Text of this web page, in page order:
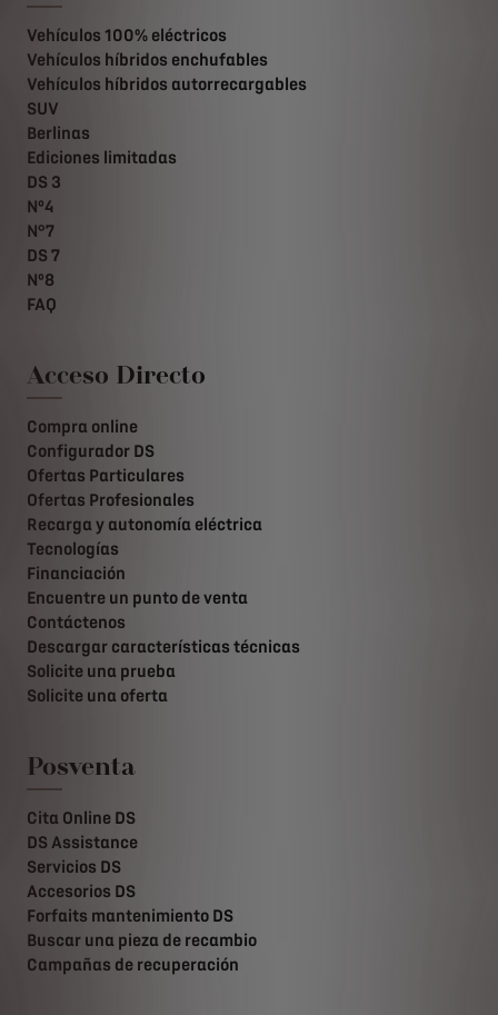
Vehículos 100% eléctricos
Vehículos híbridos enchufables
Vehículos híbridos autorrecargables
SUV
Berlinas
Ediciones limitadas
DS 3
Nº4
N°7
DS 7
Nº8
FAQ
Acceso Directo
Compra online
Configurador DS
Ofertas Particulares
Ofertas Profesionales
Recarga y autonomía eléctrica
Tecnologías
Financiación
Encuentre un punto de venta
Contáctenos
Descargar características técnicas
Solicite una prueba
Solicite una oferta
Posventa
Cita Online DS
DS Assistance
Servicios DS
Accesorios DS
Forfaits mantenimiento DS
Buscar una pieza de recambio
Campañas de recuperación